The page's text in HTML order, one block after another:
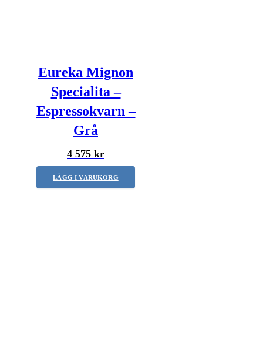
Eureka Mignon
Specialita –
Espressokvarn –
Grå
4 575 kr
LÄGG I VARUKORG